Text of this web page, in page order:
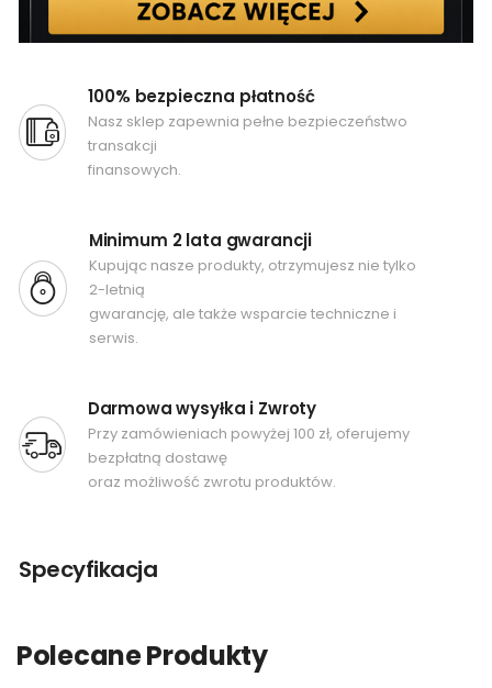
100% bezpieczna płatność
Nasz sklep zapewnia pełne bezpieczeństwo
transakcji
finansowych.
Minimum 2 lata gwarancji
Kupując nasze produkty, otrzymujesz nie tylko
2-letnią
gwarancję, ale także wsparcie techniczne i
serwis.
Darmowa wysyłka i Zwroty
Przy zamówieniach powyżej 100 zł, oferujemy
bezpłatną dostawę
oraz możliwość zwrotu produktów.
Specyfikacja
Polecane Produkty